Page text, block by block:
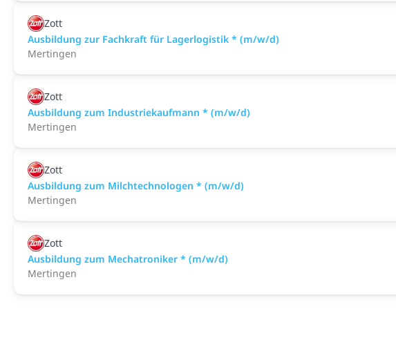
Zott
Ausbildung zur Fachkraft für Lagerlogistik * (m/w/d)
Mertingen
Zott
Ausbildung zum Industriekaufmann * (m/w/d)
Mertingen
Zott
Ausbildung zum Milchtechnologen * (m/w/d)
Mertingen
Zott
Ausbildung zum Mechatroniker * (m/w/d)
Mertingen